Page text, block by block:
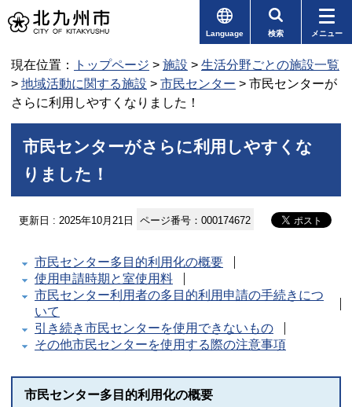
Language 検索 メニュー
現在位置： トップページ > 施設 > 生活分野ごとの施設一覧
> 地域活動に関する施設 > 市民センター > 市民センターが
さらに利用しやすくなりました！
市民センターがさらに利用しやすくな
りました！
更新日 : 2025年10月21日 ページ番号：000174672
市民センター多目的利用化の概要
使用申請時期と室使用料
市民センター利用者の多目的利用申請の手続きにつ
いて
引き続き市民センターを使用できないもの
その他市民センターを使用する際の注意事項
市民センター多目的利用化の概要